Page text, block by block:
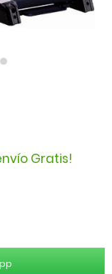
Gratis!